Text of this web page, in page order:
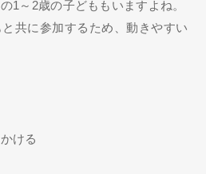
1～2歳の子どももいますよね。
共に参加するため、動きやすい
ける